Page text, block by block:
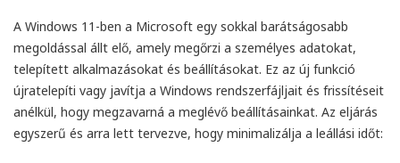
A Windows 11-ben a Microsoft egy sokkal barátságosabb
megoldással állt elő, amely megőrzi a személyes adatokat,
telepített alkalmazásokat és beállításokat. Ez az új funkció
újratelepíti vagy javítja a Windows rendszerfájljait és frissítéseit
anélkül, hogy megzavarná a meglévő beállításainkat. Az eljárás
egyszerű és arra lett tervezve, hogy minimalizálja a leállási időt: